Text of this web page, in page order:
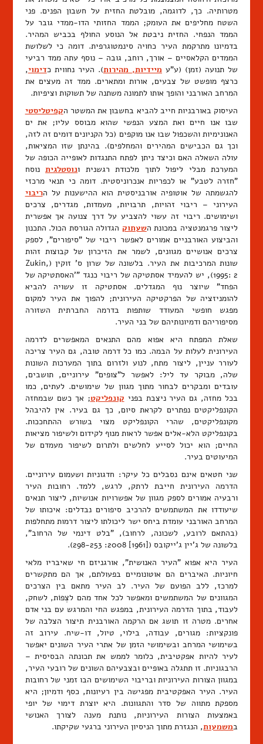
מטרותיה. כך, לדוגמה, מובלטת החזית על חשבון הפנים. פני
השטח מחליפים את העומק; הממד החזותי הדו-ממדי גובר על
הממד הנפחי. החזית ניבטת אל הנוסע החולף בכביש המהיר.
בדמיונו מתרקמת העיר כחויה סינמטוגרפית. דומה כי לשלושת
הממדים הקלאסיים – אורך, רוחב, גובה – נוסף עתה ממד רביעי
של תנועה (זמן) (ע"ע מיידיות, מהירות). העיר נחווית כדימוי,
כרצף מופשט של צבעים, אורות ומתארים. ממד זה מעצים את
המרחב האורבני והופך אותו לתמונה משתנה של תשוקות וציפיות.
העיסוק באורבניות חייב להביא בחשבון את המשטר הקפיטליסטי
שבו אנו חיים ואת המצע הנפשי שהוא מבוסס עליו; את ים
האנונימיות והשכפול שבו אנו מוקפים (כל הקניונים דומים זה לזה,
וכך גם הכבישים המהירים והמחלפים). בהינתן שזו המציאות,
עולה השאלה האם וכיצד ניתן לפתח התנגדות לאופייה הכופה של
המערכת מבלי ליפול לתוך מלכודת רגשנית ונוסטלגיתנוסח
"חזרה לטבע" או לכפריות אנכרוניסטית. דומה כי תנאי מרכזי
להגשמתה של אוטופיה אורבניסטית הוא ההישענות על הריבוי
העירוני – ריבוי זהויות, תרבויות, מעמדות, מגדרים, צרכים
ושימושים. ריבוי זה עשוי להצביע על דרך צנועה אך אפשרית
ליצור פרגמנטציה במכונת השעתוק הגדולה הגורסת הכול. התכנון
והביצוע האורבניים אמורים לאפשר ריבוי של "סיפורים", לספק
צרכים אנושיים מגוונים, לשמר את הזיכרון של קבוצות זהות
שונות המרכיבות את העיר. בלשונה של שרון ס' זוקין (Zukin,
1995: 2), יש להעמיד אסתטיקה של ריבוי כנגד "'האסתטיקה של
הפחד" שיוצר נוף המגדלים. אסתטיקה זו עשויה להביא
להומניזציה של הפרקטיקה העירונית; להפוך את העיר למקום
מפגש חופשי המעודד שותפות בדרמה החברתית השזורה
מסיפוריהם ודמיונותיהם של בני העיר.
שאלת המפתח היא אפוא מהם התנאים המאפשרים לדרמה
העירונית לעלות על הבמה. כמו כל דרמה טובה, גם העיר צריכה
לעורר עניין, ליצור מתח, לנוע ולזרום בתוך המערכות השונות
שלה, מבוקר עד ליל: לאפשר ל"צופים" עירוניים, תושבים,
עובדים ומבקרים לבחור מתוך מגוון של שימושים. לעתים, כמו
בכל מחזה, גם העיר ניצבת בפני קונפליקט; אך כשם שבמחזה
הקונפליקטים נפתרים לקראת סיום, כך גם בעיר. אין להיבהל
מקונפליקטים, שהרי הקונפליקט מצוי בשורש ההתחככות.
בקונפליקט הלא-אלים אפשר לראות מנוף לקידום ולשיפור מציאות
החיים; הוא יכול לסייע לחלשים ולתרום לשיפור מעמדם של
המיעוטים בעיר.
שני חטאים אינם נסבלים כל עיקר: חדגוניות ושעמום עירוניים.
הדרמה העירונית חייבת לרתק, לרגש, ללמד. רחובות העיר
ורבעיה אמורים לספק מגוון של אפשרויות אנושיות, ליצור תנאים
שיעודדו את המשתמשים להרכיב סיפורים נבדלים: איכותו של
המרחב האורבני עומדת ביחס ישר ליכולתו ליצור דרמות מתחלפות
(בהתאם לרובע, לשכונה, לרחוב), "בלט דינמי של הרחוב",
בלשונה של ג'יין ג'ייקובס ([1961] 2008: 298-253).
העיר היא אפוא "העיר האנושית", אורגניזם חי שאיבריו מלאי
חיוניות. האיברים הם אוטונומיים בפעולתם, אך הם מתקשרים
למרכז, ללב הפועם של העיר. לב העיר מתאם בין הצרכים
המגוונים של המשתמשים ומאפשר לכל אחד מהם לצְפוֹת, לשחק,
לעבוד, בתוך הדרמה העירונית, במפגש החי והמרגש עם בני אדם
אחרים. מטרה זו תושג אם הרקמה האורבנית תיצור הצלבה של
פונקציות: מגורים, עבודה, בילוי, טיול, דו-שיח. עירוב זה
בשימושי המרחב ובשימושי הזמן של אתרי העיר השונים יאפשר
לעיר להיות אפקטיבית, כלומר לממש את תכונתה הבסיסית –
הרבגוניות. זו תתגלה באופיים ובצבעיהם השונים של רובעי העיר,
במגוון הצורות העירוניות ובריבוי השימושים הבו זמני של רחובות
העיר. העיר האפקטיבית מפגישה בין רעיונות, כסף ודמיון; היא
מספקת מתווה של סדר והתגוונות. היא יוצרת דימוי של יופי
באמצעות הצורות העירוניות, נותנת מענה לצורך האנושי
במשמעות, הנגזרת מתוך הניסיון העירוני ברגעי שקיקתו.